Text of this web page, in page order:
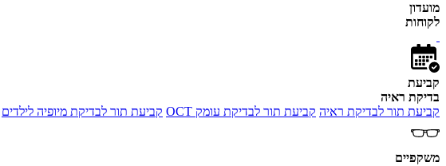
מועדון
לקוחות
קביעת
בדיקת ראיה
קביעת תור לבדיקת ראיה קביעת תור לבדיקת עומק OCT קביעת תור לבדיקת מיופיה לילדים
משקפיים